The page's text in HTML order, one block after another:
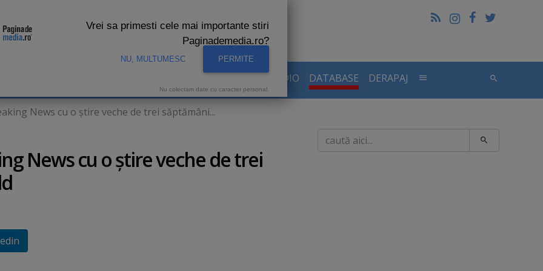
AUDIENTE RADIO DATABASE DERAPAJ
News cu o ştire veche de trei săptămâni...
News cu o ştire veche de trei
Caută
Vrei sa primesti cele mai importante stiri
Paginademedia.ro?
NU, MULTUMESC PERMITE
Nu colectam date cu caracter personal.